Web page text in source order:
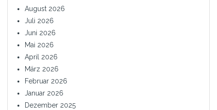
August 2026
Juli 2026
Juni 2026
Mai 2026
April 2026
März 2026
Februar 2026
Januar 2026
Dezember 2025